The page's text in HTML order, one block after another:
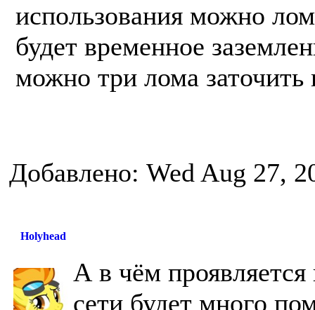
использования можно
будет временное
можно три лома
Добавлено: Wed Aug 27,
Holyhead
А в чём
сети будет много